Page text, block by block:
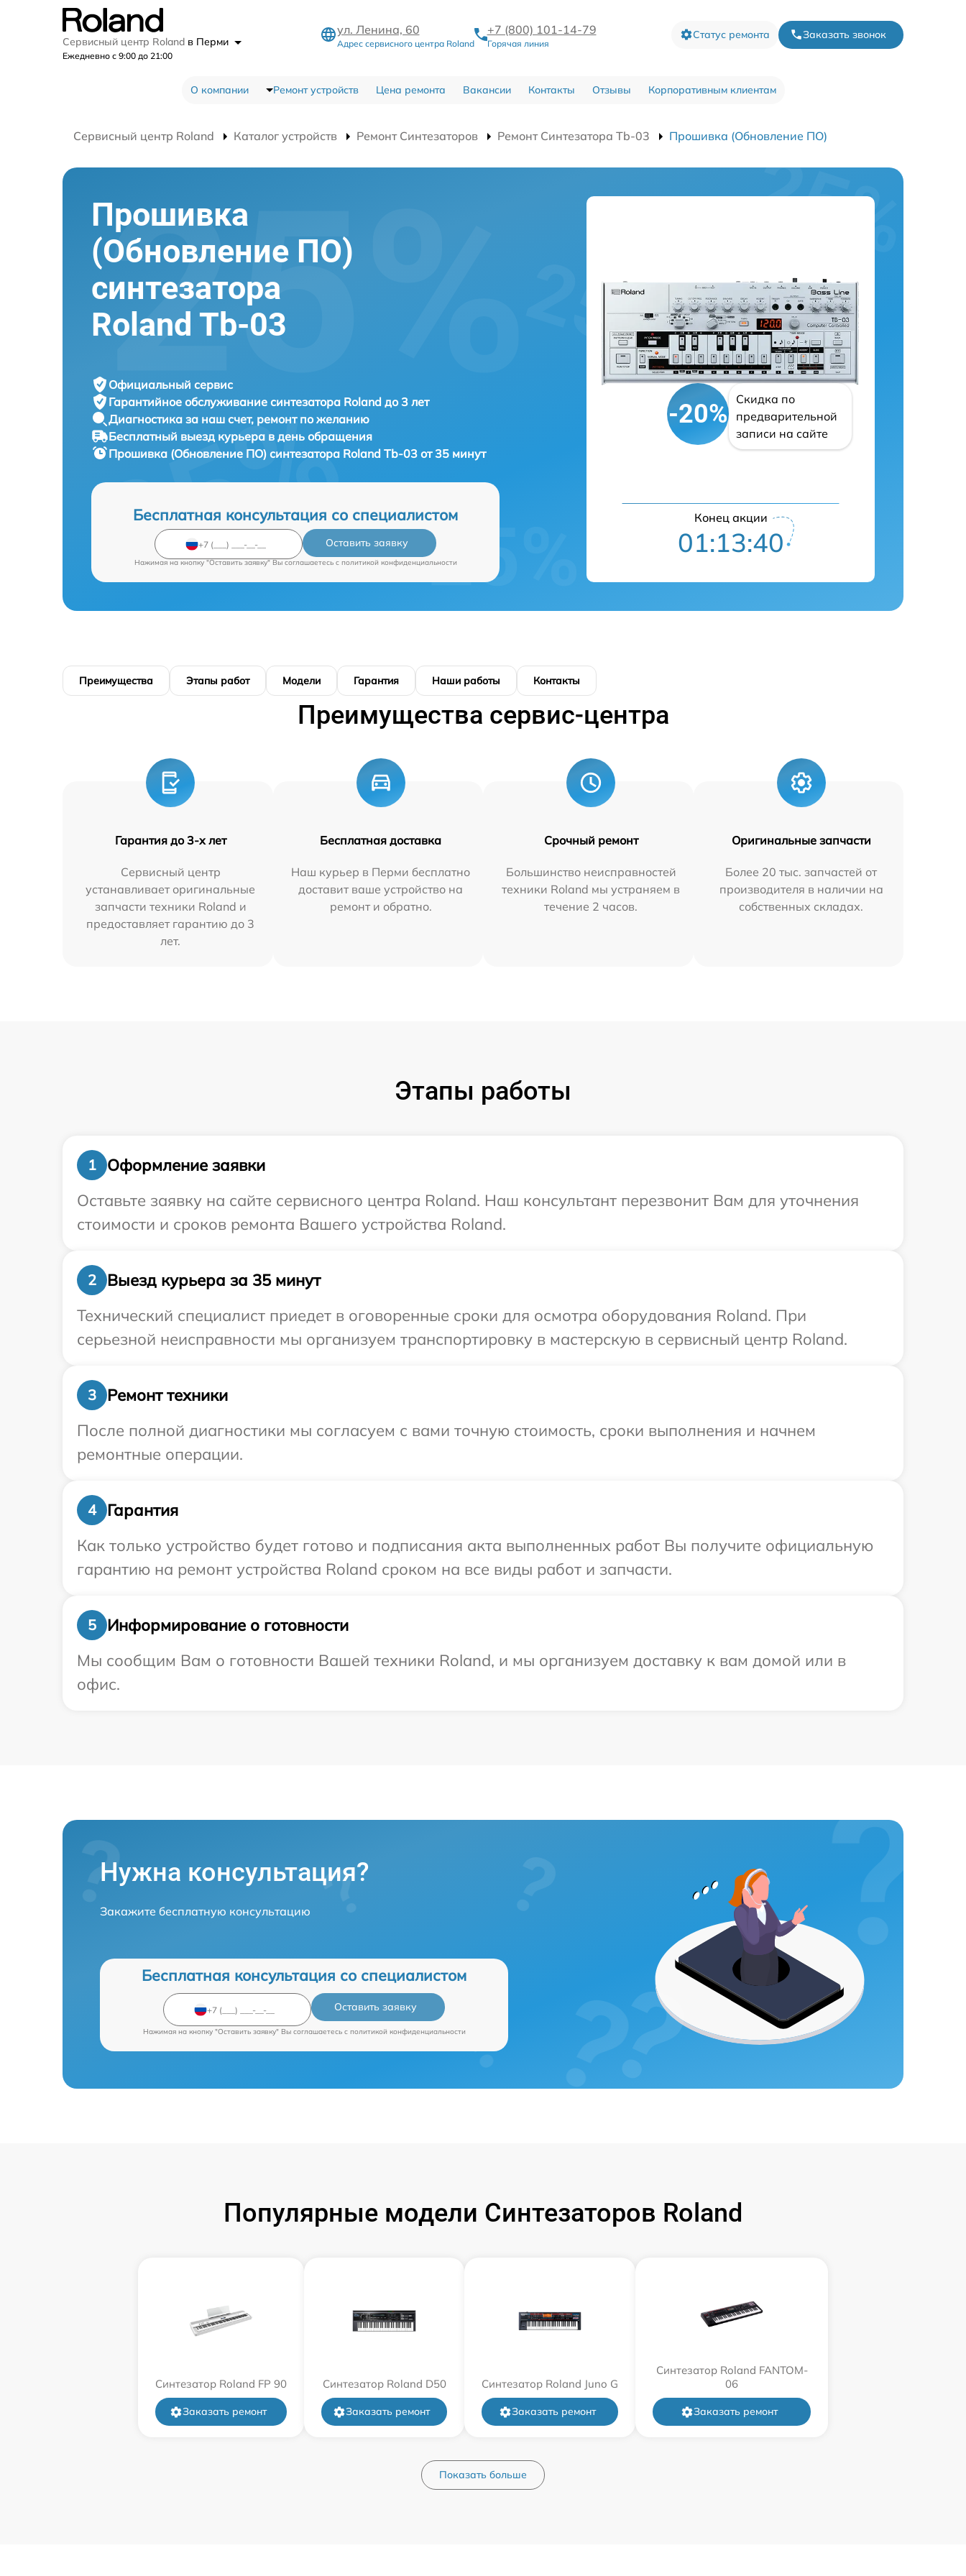
Сервисный центр Roland в Перми
Ежедневно с 9:00 до 21:00
ул. Ленина, 60
Адрес сервисного центра Roland
+7 (800) 101-14-79
Горячая линия
Статус ремонта Заказать звонок
О компании Ремонт устройств Цена ремонта Вакансии Контакты Отзывы Корпоративным клиентам
Сервисный центр Roland Каталог устройств Ремонт Синтезаторов Ремонт Синтезатора Tb-03 Прошивка (Обновление ПО)
Прошивка
(Обновление ПО)
синтезатора
Roland Tb-03
Официальный сервис
Гарантийное обслуживание синтезатора Roland до 3 лет
Диагностика за наш счет, ремонт по желанию
Бесплатный выезд курьера в день обращения
Прошивка (Обновление ПО) синтезатора Roland Tb-03 от 35 минут
Бесплатная консультация со специалистом
Оставить заявку
Нажимая на кнопку "Оставить заявку" Вы соглашаетесь c политикой конфиденциальности
-20%
Скидка по
предварительной
записи на сайте
Конец акции
01:13:39
Преимущества Этапы работ Модели Гарантия Наши работы Контакты
Преимущества сервис-центра
Гарантия до 3-х лет
Сервисный центр
устанавливает оригинальные
запчасти техники Roland и
предоставляет гарантию до 3
лет.
Бесплатная доставка
Наш курьер в Перми бесплатно
доставит ваше устройство на
ремонт и обратно.
Срочный ремонт
Большинство неисправностей
техники Roland мы устраняем в
течение 2 часов.
Оригинальные запчасти
Более 20 тыс. запчастей от
производителя в наличии на
собственных складах.
Этапы работы
1
Оформление заявки
Оставьте заявку на сайте сервисного центра Roland. Наш консультант перезвонит Вам для уточнения
стоимости и сроков ремонта Вашего устройства Roland.
2
Выезд курьера за 35 минут
Технический специалист приедет в оговоренные сроки для осмотра оборудования Roland. При
серьезной неисправности мы организуем транспортировку в мастерскую в сервисный центр Roland.
3
Ремонт техники
После полной диагностики мы согласуем с вами точную стоимость, сроки выполнения и начнем
ремонтные операции.
4
Гарантия
Как только устройство будет готово и подписания акта выполненных работ Вы получите официальную
гарантию на ремонт устройства Roland сроком на все виды работ и запчасти.
5
Информирование о готовности
Мы сообщим Вам о готовности Вашей техники Roland, и мы организуем доставку к вам домой или в
офис.
Нужна консультация?
Закажите бесплатную консультацию
Бесплатная консультация со специалистом
Оставить заявку
Нажимая на кнопку "Оставить заявку" Вы соглашаетесь c политикой конфиденциальности
Популярные модели Синтезаторов Roland
Синтезатор Roland FP 90
Заказать ремонт
Синтезатор Roland D50
Заказать ремонт
Синтезатор Roland Juno G
Заказать ремонт
Синтезатор Roland FANTOM-
06
Заказать ремонт
Показать больше